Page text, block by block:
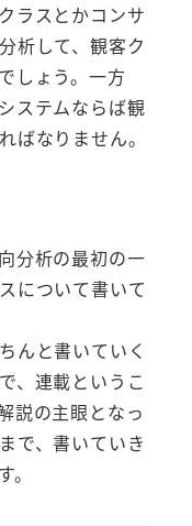
ラスとかコンサ
析して、観客ク
しょう。一方
ステムならば観
ばなりません。
分析の最初の一
について書いて
んと書いていく
、連載というこ
説の主眼となっ
で、書いていき